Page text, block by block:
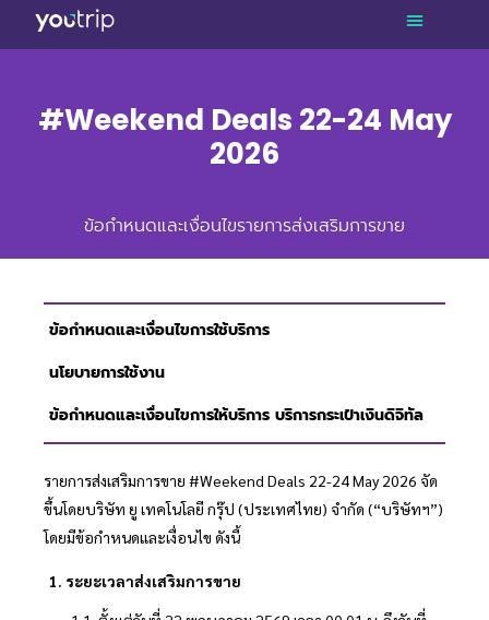
#Weekend Deals 22-24 May
2026
ข้อกำหนดและเงื่อนไขรายการส่งเสริมการขาย
ข้อกำหนดและเงื่อนไขการใช้บริการ
นโยบายการใช้งาน
ข้อกำหนดและเงื่อนไขการให้บริการ บริการกระเป๋าเงินดิจิทัล
รายการส่งเสริมการขาย #Weekend Deals 22-24 May 2026 จัด
ขึ้นโดยบริษัท ยู เทคโนโลยี กรุ๊ป (ประเทศไทย) จำกัด (“บริษัทฯ”)
โดยมีข้อกำหนดและเงื่อนไข ดังนี้
ระยะเวลาส่งเสริมการขาย